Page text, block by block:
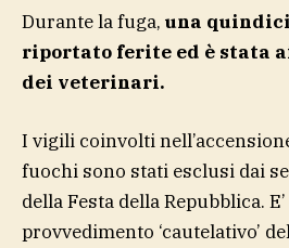
Durante la fuga, una
riportato ferite ed è stata
dei veterinari.
I vigili coinvolti
fuochi sono stati esclusi dai
della Festa della Repubblica.
provvedimento ‘cautelativo’